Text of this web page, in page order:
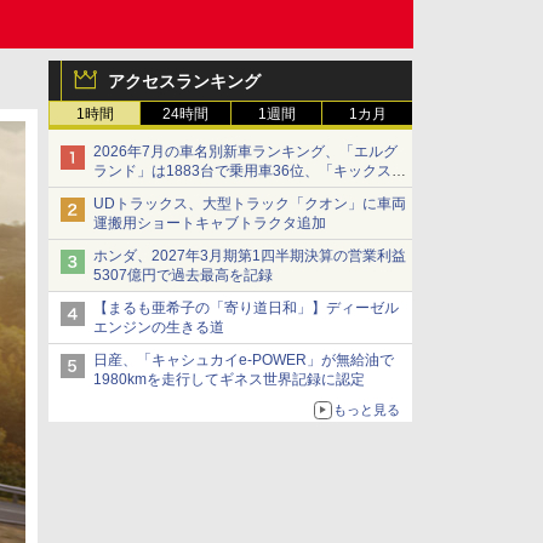
アクセスランキング
1時間 24時間 1週間 1カ月
2026年7月の車名別新車ランキング、「エルグ
ランド」は1883台で乗用車36位、「キックス」
は2591台で27位に
UDトラックス、大型トラック「クオン」に車両
運搬用ショートキャブトラクタ追加
ホンダ、2027年3月期第1四半期決算の営業利益
5307億円で過去最高を記録
【まるも亜希子の「寄り道日和」】ディーゼル
エンジンの生きる道
日産、「キャシュカイe-POWER」が無給油で
1980kmを走行してギネス世界記録に認定
もっと見る